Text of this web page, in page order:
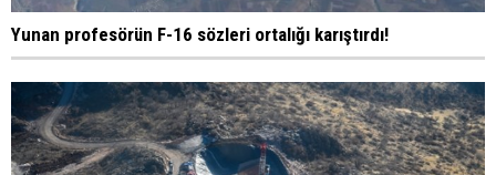
Yunan profesörün F-16 sözleri ortalığı karıştırdı!